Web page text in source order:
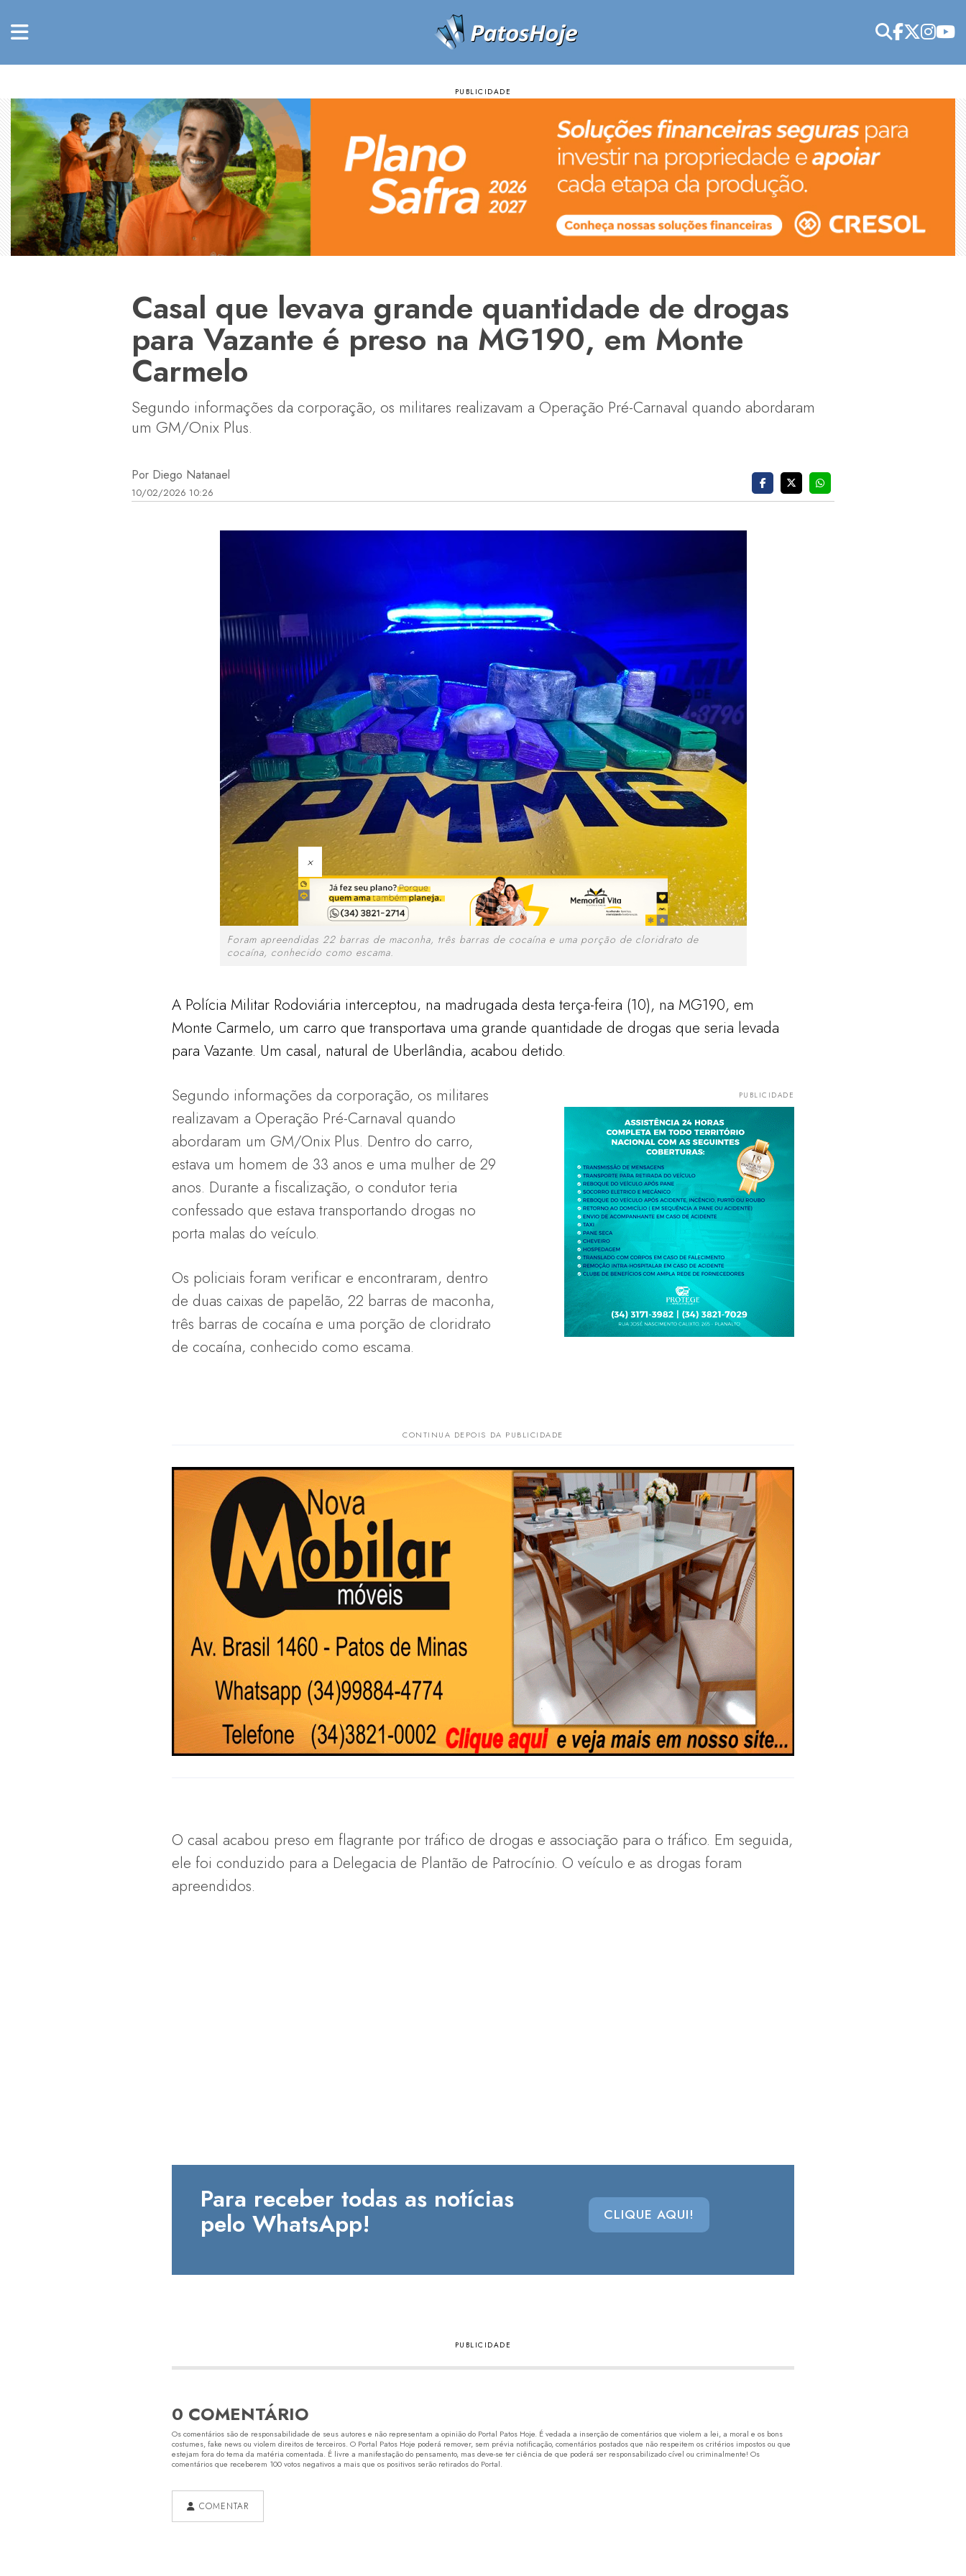
Casal que levava grande quantidade de drogas
para Vazante é preso na MG190, em Monte
Carmelo
Segundo informações da corporação, os militares realizavam a Operação Pré-Carnaval quando abordaram
um GM/Onix Plus.
Por Diego Natanael
10/02/2026 10:26
×
Foram apreendidas 22 barras de maconha, três barras de cocaína e uma porção de cloridrato de
cocaína, conhecido como escama.
A Polícia Militar Rodoviária interceptou, na madrugada desta terça-feira (10), na MG190, em
Monte Carmelo, um carro que transportava uma grande quantidade de drogas que seria levada
para Vazante. Um casal, natural de Uberlândia, acabou detido.
Segundo informações da corporação, os militares
realizavam a Operação Pré-Carnaval quando
abordaram um GM/Onix Plus. Dentro do carro,
estava um homem de 33 anos e uma mulher de 29
anos. Durante a fiscalização, o condutor teria
confessado que estava transportando drogas no
porta malas do veículo.
Os policiais foram verificar e encontraram, dentro
de duas caixas de papelão, 22 barras de maconha,
três barras de cocaína e uma porção de cloridrato
de cocaína, conhecido como escama.
O casal acabou preso em flagrante por tráfico de drogas e associação para o tráfico. Em seguida,
ele foi conduzido para a Delegacia de Plantão de Patrocínio. O veículo e as drogas foram
apreendidos.
Para receber todas as notícias
pelo WhatsApp! CLIQUE AQUI!
0 COMENTÁRIO
Os comentários são de responsabilidade de seus autores e não representam a opinião do Portal Patos Hoje. É vedada a inserção de comentários que violem a lei, a moral e os bons
costumes, fake news ou violem direitos de terceiros. O Portal Patos Hoje poderá remover, sem prévia notificação, comentários postados que não respeitem os critérios impostos ou que
estejam fora do tema da matéria comentada. É livre a manifestação do pensamento, mas deve-se ter ciência de que poderá ser responsabilizado cível ou criminalmente! Os
comentários que receberem 100 votos negativos a mais que os positivos serão retirados do Portal.
COMENTAR